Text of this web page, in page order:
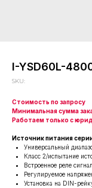
I-YSD60L-
SKU:
Стоимость по запросу
Минимальная сумма
Работаем только с
Источник питания
Универсальный
Класс 2/испытание
Встроенное реле
Регулируемое
Установка на DIN-